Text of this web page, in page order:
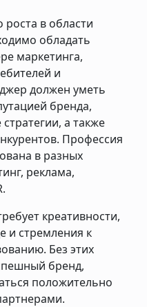
в области
обладать
маркетинга,
и
должен уметь
бренда,
а также
Профессия
в разных
реклама,
креативности,
и стремления к
Без этих
бренд,
положительно